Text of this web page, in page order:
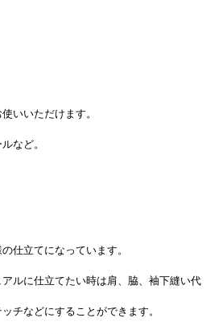
いいただけます。
など。
仕立てになっています。
ルに仕立てたい時は肩、脇、袖下縫い代
チなどにすることができます。